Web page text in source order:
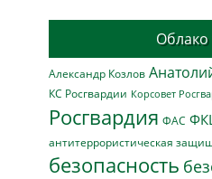
Облако
Александр Козлов
КС Росгвардии Корсовет
Росгвардия ФАС
антитеррористическая
безопасность